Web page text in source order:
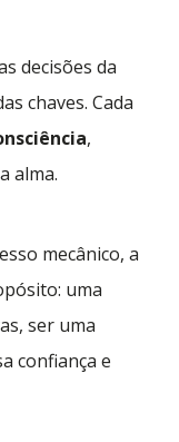
decisões da
chaves. Cada
,
alma.
mecânico, a
uma
ser uma
confiança e